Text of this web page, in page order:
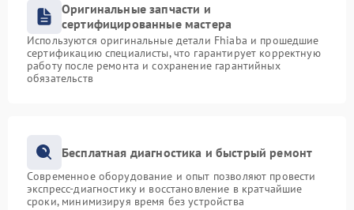
Оригинальные запчасти и
сертифицированные мастера
Используются оригинальные детали Fhiaba и прошедшие
сертификацию специалисты, что гарантирует корректную
работу после ремонта и сохранение гарантийных
обязательств
Бесплатная диагностика и быстрый ремонт
Современное оборудование и опыт позволяют провести
экспресс-диагностику и восстановление в кратчайшие
сроки, минимизируя время без устройства